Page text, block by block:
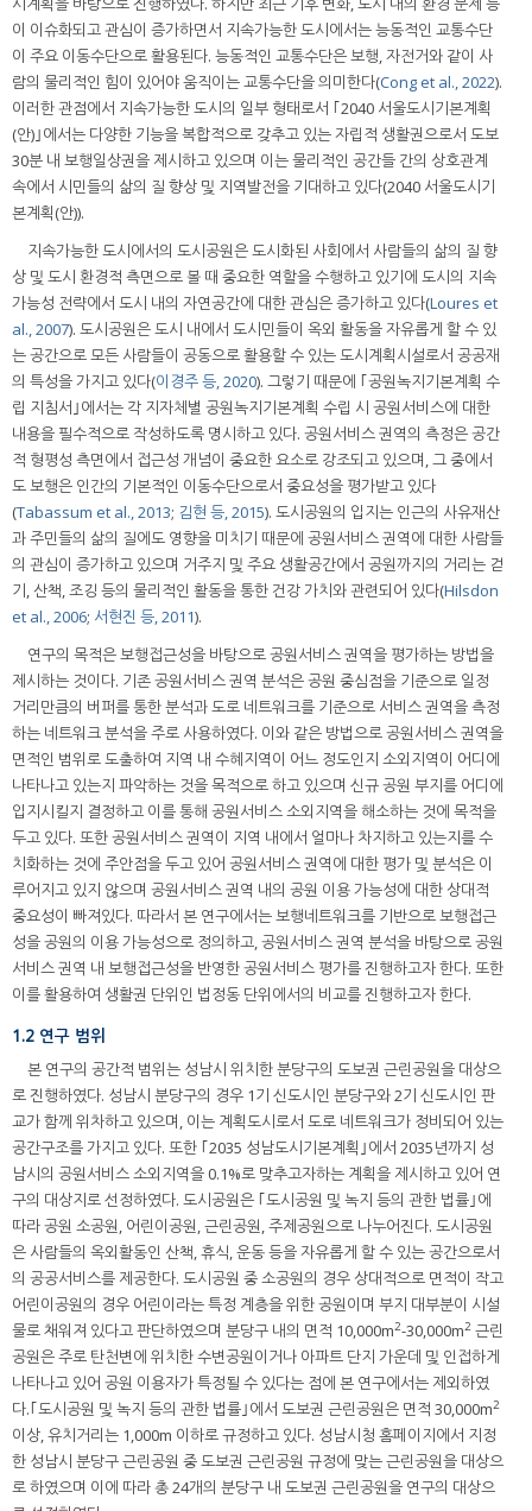
이 이슈화되고 관심이 증가하면서 지속가능한 도시에서는 능동적인 교통수단
이 주요 이동수단으로 활용된다. 능동적인 교통수단은 보행, 자전거와 같이 사
람의 물리적인 힘이 있어야 움직이는 교통수단을 의미한다(Cong et al., 2022).
이러한 관점에서 지속가능한 도시의 일부 형태로서 ｢2040 서울도시기본계획
(안)｣에서는 다양한 기능을 복합적으로 갖추고 있는 자립적 생활권으로서 도보
30분 내 보행일상권을 제시하고 있으며 이는 물리적인 공간들 간의 상호관계
속에서 시민들의 삶의 질 향상 및 지역발전을 기대하고 있다(2040 서울도시기
본계획(안)).
지속가능한 도시에서의 도시공원은 도시화된 사회에서 사람들의 삶의 질 향
상 및 도시 환경적 측면으로 볼 때 중요한 역할을 수행하고 있기에 도시의 지속
가능성 전략에서 도시 내의 자연공간에 대한 관심은 증가하고 있다(Loures et
al., 2007). 도시공원은 도시 내에서 도시민들이 옥외 활동을 자유롭게 할 수 있
는 공간으로 모든 사람들이 공동으로 활용할 수 있는 도시계획시설로서 공공재
의 특성을 가지고 있다(이경주 등, 2020). 그렇기 때문에 ｢공원녹지기본계획 수
립 지침서｣에서는 각 지자체별 공원녹지기본계획 수립 시 공원서비스에 대한
내용을 필수적으로 작성하도록 명시하고 있다. 공원서비스 권역의 측정은 공간
적 형평성 측면에서 접근성 개념이 중요한 요소로 강조되고 있으며, 그 중에서
도 보행은 인간의 기본적인 이동수단으로서 중요성을 평가받고 있다
(Tabassum et al., 2013; 김현 등, 2015). 도시공원의 입지는 인근의 사유재산
과 주민들의 삶의 질에도 영향을 미치기 때문에 공원서비스 권역에 대한 사람들
의 관심이 증가하고 있으며 거주지 및 주요 생활공간에서 공원까지의 거리는 걷
기, 산책, 조깅 등의 물리적인 활동을 통한 건강 가치와 관련되어 있다(Hilsdon
et al., 2006; 서현진 등, 2011).
연구의 목적은 보행접근성을 바탕으로 공원서비스 권역을 평가하는 방법을
제시하는 것이다. 기존 공원서비스 권역 분석은 공원 중심점을 기준으로 일정
거리만큼의 버퍼를 통한 분석과 도로 네트워크를 기준으로 서비스 권역을 측정
하는 네트워크 분석을 주로 사용하였다. 이와 같은 방법으로 공원서비스 권역을
면적인 범위로 도출하여 지역 내 수혜지역이 어느 정도인지 소외지역이 어디에
나타나고 있는지 파악하는 것을 목적으로 하고 있으며 신규 공원 부지를 어디에
입지시킬지 결정하고 이를 통해 공원서비스 소외지역을 해소하는 것에 목적을
두고 있다. 또한 공원서비스 권역이 지역 내에서 얼마나 차지하고 있는지를 수
치화하는 것에 주안점을 두고 있어 공원서비스 권역에 대한 평가 및 분석은 이
루어지고 있지 않으며 공원서비스 권역 내의 공원 이용 가능성에 대한 상대적
중요성이 빠져있다. 따라서 본 연구에서는 보행네트워크를 기반으로 보행접근
성을 공원의 이용 가능성으로 정의하고, 공원서비스 권역 분석을 바탕으로 공원
서비스 권역 내 보행접근성을 반영한 공원서비스 평가를 진행하고자 한다. 또한
이를 활용하여 생활권 단위인 법정동 단위에서의 비교를 진행하고자 한다.
1.2 연구 범위
본 연구의 공간적 범위는 성남시 위치한 분당구의 도보권 근린공원을 대상으
로 진행하였다. 성남시 분당구의 경우 1기 신도시인 분당구와 2기 신도시인 판
교가 함께 위차하고 있으며, 이는 계획도시로서 도로 네트워크가 정비되어 있는
공간구조를 가지고 있다. 또한 ｢2035 성남도시기본계획｣에서 2035년까지 성
남시의 공원서비스 소외지역을 0.1%로 맞추고자하는 계획을 제시하고 있어 연
구의 대상지로 선정하였다. 도시공원은 ｢도시공원 및 녹지 등의 관한 법률｣에
따라 공원 소공원, 어린이공원, 근린공원, 주제공원으로 나누어진다. 도시공원
은 사람들의 옥외활동인 산책, 휴식, 운동 등을 자유롭게 할 수 있는 공간으로서
의 공공서비스를 제공한다. 도시공원 중 소공원의 경우 상대적으로 면적이 작고
어린이공원의 경우 어린이라는 특정 계층을 위한 공원이며 부지 대부분이 시설
물로 채워져 있다고 판단하였으며 분당구 내의 면적 10,000m2-30,000m2 근린
공원은 주로 탄천변에 위치한 수변공원이거나 아파트 단지 가운데 및 인접하게
나타나고 있어 공원 이용자가 특정될 수 있다는 점에 본 연구에서는 제외하였
다.｢도시공원 및 녹지 등의 관한 법률｣에서 도보권 근린공원은 면적 30,000m2
이상, 유치거리는 1,000m 이하로 규정하고 있다. 성남시청 홈페이지에서 지정
한 성남시 분당구 근린공원 중 도보권 근린공원 규정에 맞는 근린공원을 대상으
로 하였으며 이에 따라 총 24개의 분당구 내 도보권 근린공원을 연구의 대상으